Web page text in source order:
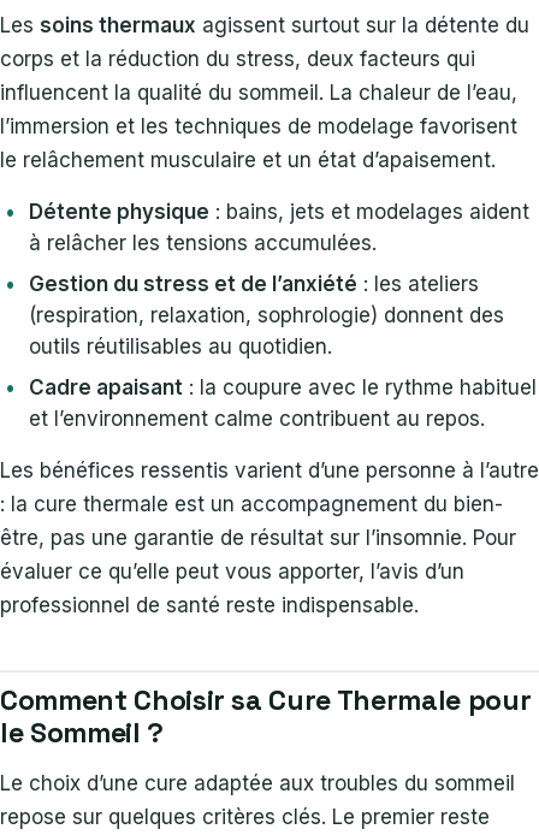
Les soins thermaux agissent surtout sur la détente du
corps et la réduction du stress, deux facteurs qui
influencent la qualité du sommeil. La chaleur de l’eau,
l’immersion et les techniques de modelage favorisent
le relâchement musculaire et un état d’apaisement.
Détente physique : bains, jets et modelages aident
à relâcher les tensions accumulées.
Gestion du stress et de l’anxiété : les ateliers
(respiration, relaxation, sophrologie) donnent des
outils réutilisables au quotidien.
Cadre apaisant : la coupure avec le rythme habituel
et l’environnement calme contribuent au repos.
Les bénéfices ressentis varient d’une personne à l’autre
: la cure thermale est un accompagnement du bien-
être, pas une garantie de résultat sur l’insomnie. Pour
évaluer ce qu’elle peut vous apporter, l’avis d’un
professionnel de santé reste indispensable.
Comment Choisir sa Cure Thermale pour
le Sommeil ?
Le choix d’une cure adaptée aux troubles du sommeil
repose sur quelques critères clés. Le premier reste